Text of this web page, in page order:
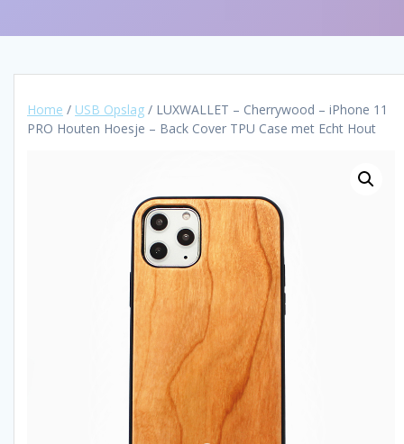
Home / USB Opslag / LUXWALLET – Cherrywood – iPhone 11
PRO Houten Hoesje – Back Cover TPU Case met Echt Hout